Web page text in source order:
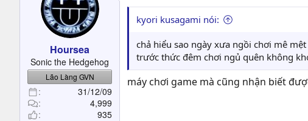
Hoursea
Sonic the Hedgehog
Lão Làng GVN
31/12/09
4,999
935
kyori kusagami nói:
chả hiểu sao ngày xưa ngồi chơi mê
trước thức đêm chơi ngủ quên không
máy chơi game mà cũng nhận biết